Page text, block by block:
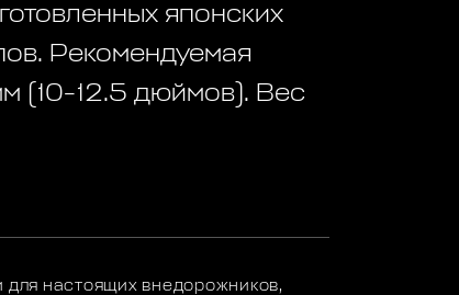
японских
Рекомендуемая
(10-12.5 дюймов). Вес
для настоящих внедорожников,